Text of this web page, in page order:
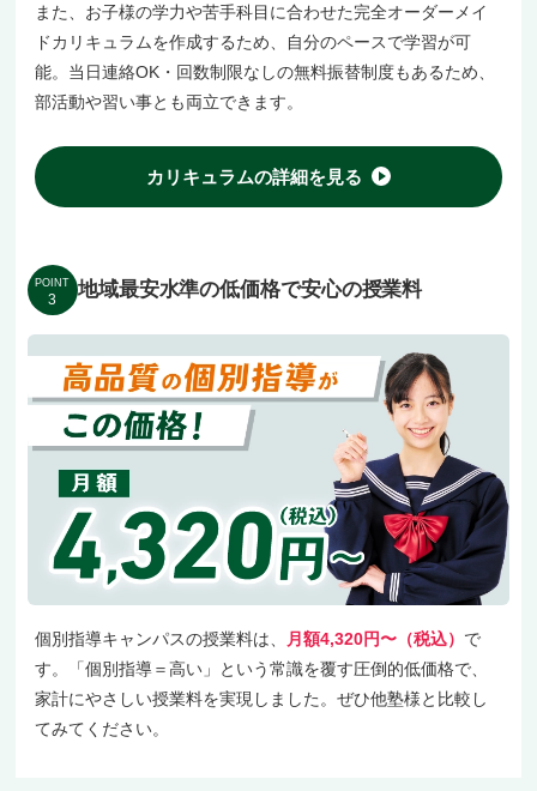
また、お子様の学力や苦手科目に合わせた完全オーダーメイ
ドカリキュラムを作成するため、自分のペースで学習が可
能。当日連絡OK・回数制限なしの無料振替制度もあるため、
部活動や習い事とも両立できます。
カリキュラムの詳細を見る
POINT
3 地域最安水準の低価格で安心の授業料
個別指導キャンパスの授業料は、 月額4,320円〜（税込） で
す。「個別指導＝高い」という常識を覆す圧倒的低価格で、
家計にやさしい授業料を実現しました。ぜひ他塾様と比較し
てみてください。